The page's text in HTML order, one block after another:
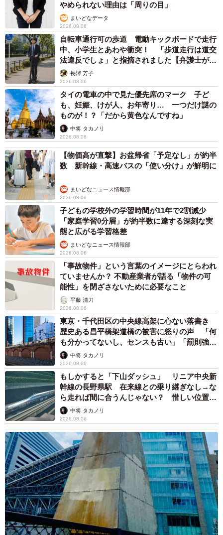
◇ ◇
続いて受験学年の6年になると、実際にどの程度の費用がか
かるのでしょうか？ 実例をご紹介します。
公立中高一貫校受験を目指すお子さん（6年）を持つ保護者
Cさん。最近、SNS上で1月分の塾代の明細を公開して話題
になったといいます。
CさんがSNS上で公開して話題になったという1月分の塾代の明細（提供
画像）
冬期講習3泊4日の合宿を含め15日分で22万 最後
の"追い込み"にかける
「1月授業料39,600円、冬期講習代227,370円、1月直前特
訓42,240円・・・合計309,210円」
1カ月だけで約30万という高額に「一瞬、目を疑いました」
とCさん。しかし「内訳から冬期講習代と正月合宿代が合算
されていることを確認して納得しました。冬期講習は3泊4
日の合宿を含め15日分ですから22万円は妥当だと思ってい
ます。これまでも夏期講習がある8月の塾代が31万円ほどで
したし、長期にわたる講習が高額なのは覚悟していまし
た」と話します。
冬期講習代だけをみても、5年生のときの講習代7万円台と
比べて3倍ほどの金額を6年生では支払ったといいます。さ
らに、6年で支払った年間（2020年2月分から2021年1月
分）の費用は約160万円ほど。通常授業以外に日曜特訓代や
週末合宿代、模試費用などが上乗せされていたそうです。
やめられない理由は「周りの目」
まいどなデータ
2026.08.06
自転車通行可の歩道 電動キックボードで走行
中、小学生とあわや衝突！ 「歩道走行は道交
法違反でしょ」と指摘されました【弁護士が解
説】長澤 芳子
2026.08.06
タイの電車の中で見た優先席のマーク 子ど
も、妊娠、けが人、お年寄り… 一つだけ謎の
ものが！？「だから黄色なんですね」
中将 タカノリ
2026.08.06
【物価高が直撃】お盆帰省「予定なし」が約半
数 新幹線・高速バスの「使い分け」が鮮明に
まいどなニュース情報部
2026.08.06
子どもの学校外の学習時間が11年で2割減少
「家庭学習0分層」が約半数に達する深刻な実
態と広がる学習格差
まいどなニュース情報部
2026.08.06
「事故物件」という言葉のイメージにとらわれ
ていませんか？ 不動産業者が語る「物件の可
能性」を閉ざさないために必要なこと
平藤 清刀
2026.08.06
東京・千代田区の中央線高架に心ない落書き
歴史ある昌平橋架道橋の被害に怒りの声 「何
も分かってないし、センスも古い」「罰則強化
して」中将 タカノリ
2026.08.06
もしかすると「下山ダッシュ」 リニア中央新
幹線の長野県駅 在来線との乗り継ぎなし→な
ら走れば間に合うんじゃない？ 惜しい位置関
係が反響
中将 タカノリ
2026.08.06